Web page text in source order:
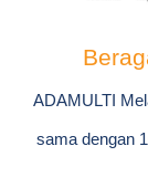
ADAMULTI
sama dengan